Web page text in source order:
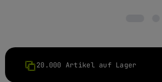
20.000 Artikel auf Lager